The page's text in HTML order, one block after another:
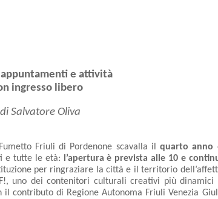
appuntamenti e attività
ingresso libero
Salvatore Oliva
Friuli di Pordenone scavalla il quarto anno
e tutte le età: l’apertura è prevista alle 10 e
per ringraziare la città e il territorio
uno dei contenitori culturali creativi più dinamici
il contributo di Regione Autonoma Friuli Venezia